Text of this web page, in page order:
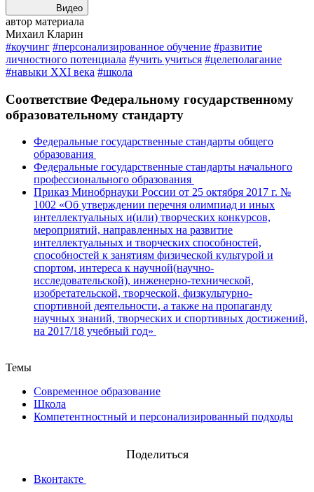
Видео
автор материала
Михаил Кларин
#коучинг #персонализированное обучение #развитие
личностного потенциала #учить учиться #целеполагание
#навыки XXI века #школа
Соответствие Федеральному государственному
образовательному стандарту
Федеральные государственные стандарты общего
образования
Федеральные государственные стандарты начального
профессионального образования
Приказ Минобрнауки России от 25 октября 2017 г. №
1002 «Об утверждении перечня олимпиад и иных
интеллектуальных и(или) творческих конкурсов,
мероприятий, направленных на развитие
интеллектуальных и творческих способностей,
способностей к занятиям физической культурой и
спортом, интереса к научной(научно-
исследовательской), инженерно-технической,
изобретательской, творческой, физкультурно-
спортивной деятельности, а также на пропаганду
научных знаний, творческих и спортивных достижений,
на 2017/18 учебный год»
Темы
Современное образование
Школа
Компетентностный и персонализированный подходы
Поделиться
Вконтакте